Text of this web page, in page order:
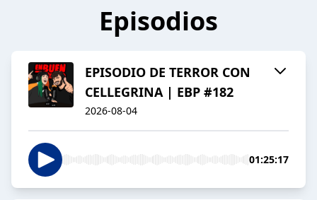
Episodios
EPISODIO DE TERROR CON
CELLEGRINA | EBP #182
2026-08-04
01:25:17